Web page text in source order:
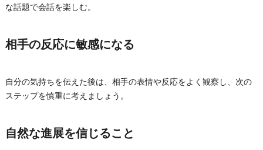
な話題で会話を楽しむ。
相手の反応に敏感になる
自分の気持ちを伝えた後は、相手の表情や反応をよく観察し、次の
ステップを慎重に考えましょう。
自然な進展を信じること